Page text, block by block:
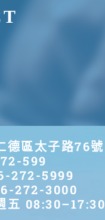
德區太子路76號
599
272-5999
272-3000
五 08:30–17:30